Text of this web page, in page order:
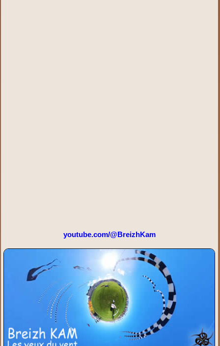
youtube.com/@BreizhKam